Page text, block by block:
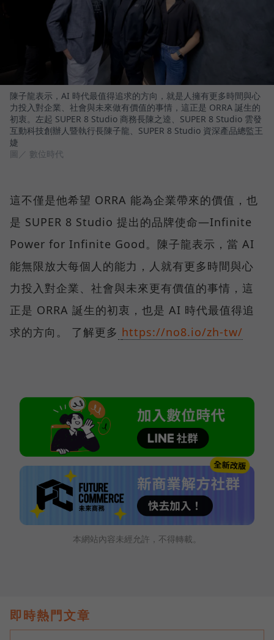
陳子龍表示，AI 時代最值得追求的方向，就是人擁有更多時間與心
力投入對企業、社會與未來做有價值的事情，這正是 ORRA 誕生的
初衷。左起 SUPER 8 Studio 商務長陳之逵、SUPER 8 Studio 雲發
互動科技創辦人暨執行長陳子龍、SUPER 8 Studio 資深產品總監王
婕
圖／ 數位時代
這不僅是他希望 ORRA 能為企業帶來的價值，也
是 SUPER 8 Studio 提出的品牌使命—Infinite
Power for Infinite Good。陳子龍表示，當 AI
能無限放大每個人的能力，人就有更多時間與心
力投入對企業、社會與未來更有價值的事情，這
正是 ORRA 誕生的初衷，也是 AI 時代最值得追
求的方向。 了解更多 https://no8.io/zh-tw/
本網站內容未經允許，不得轉載。
即時熱門文章